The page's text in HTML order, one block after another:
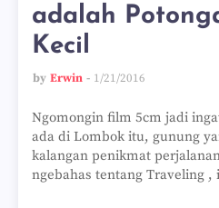
adalah
Kecil
by Erwin 1/21/2016
Ngomongin film 5cm jadi
ada di Lombok itu, gunung
kalangan penikmat
ngebahas tentang Traveling